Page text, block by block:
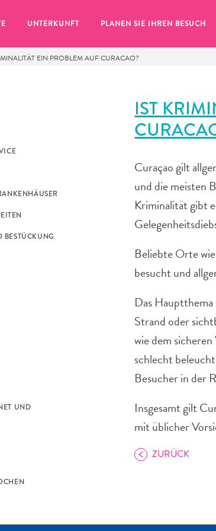
UNTERKUNFT PLANEN SIE IHREN BESUCH
EIN PROBLEM AUF CURACAO?
UND
IST
Curaçao gilt
und die meisten
Kriminalität gibt
Beliebte Orte
besucht und
Das
Strand oder
wie dem
schlecht
Besucher in der
Insgesamt gilt
mit üblicher
ZURÜCK
klicken Sie auf das